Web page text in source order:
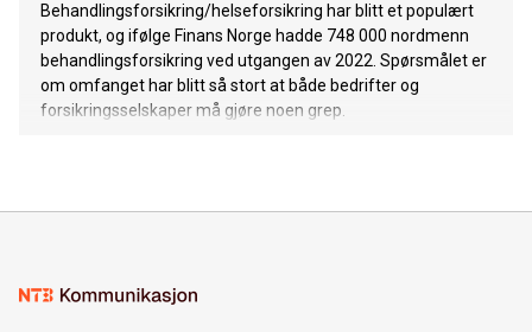
Behandlingsforsikring/helseforsikring har blitt et populært
produkt, og ifølge Finans Norge hadde 748 000 nordmenn
behandlingsforsikring ved utgangen av 2022. Spørsmålet er
om omfanget har blitt så stort at både bedrifter og
forsikringsselskaper må gjøre noen grep.